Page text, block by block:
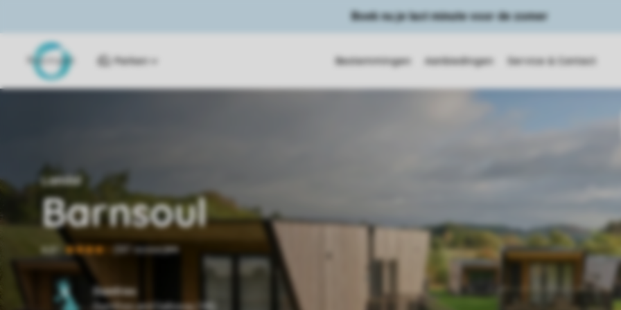
Boek nu je last minute voor de zomer
Parken Bestemmingen Aanbiedingen Service & Contact